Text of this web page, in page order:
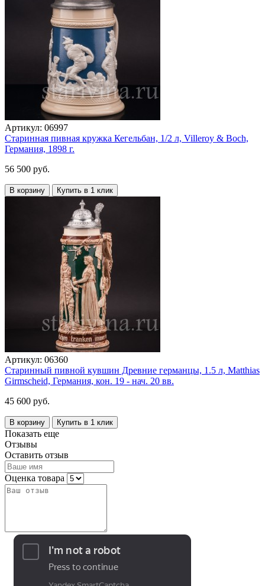
Артикул: 06997
Старинная пивная кружка Кегельбан, 1/2 л, Villeroy & Boch,
Германия, 1898 г.
56 500 руб.
В корзину Купить в 1 клик
Артикул: 06360
Старинный пивной кувшин Древние германцы, 1.5 л, Matthias
Girmscheid, Германия, кон. 19 - нач. 20 вв.
45 600 руб.
В корзину Купить в 1 клик
Показать еще
Отзывы
Оставить отзыв
Оценка товара